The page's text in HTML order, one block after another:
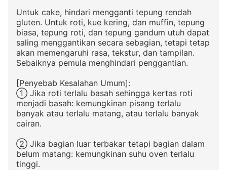
Untuk cake, hindari mengganti tepung rendah
gluten. Untuk roti, kue kering, dan muffin, tepung
biasa, tepung roti, dan tepung gandum utuh dapat
saling menggantikan secara sebagian, tetapi tetap
akan memengaruhi rasa, tekstur, dan tampilan.
Sebaiknya pemula menghindari penggantian.
[Penyebab Kesalahan Umum]:
① Jika roti terlalu basah sehingga kertas roti
menjadi basah: kemungkinan pisang terlalu
banyak atau terlalu matang, atau terlalu banyak
cairan.
② Jika bagian luar terbakar tetapi bagian dalam
belum matang: kemungkinan suhu oven terlalu
tinggi.